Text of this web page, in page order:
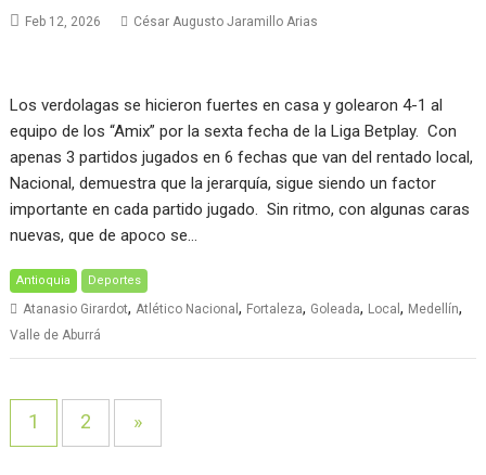
Feb 12, 2026 César Augusto Jaramillo Arias
Los verdolagas se hicieron fuertes en casa y golearon 4-1 al
equipo de los “Amix” por la sexta fecha de la Liga Betplay. Con
apenas 3 partidos jugados en 6 fechas que van del rentado local,
Nacional, demuestra que la jerarquía, sigue siendo un factor
importante en cada partido jugado. Sin ritmo, con algunas caras
nuevas, que de apoco se…
Antioquia Deportes
Atanasio Girardot,Atlético Nacional, Fortaleza, Goleada, Local, Medellín,
Valle de Aburrá
1 2 »